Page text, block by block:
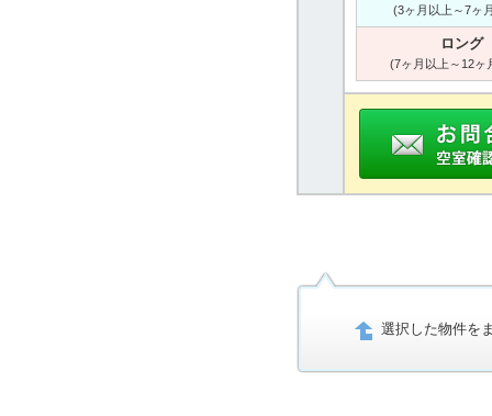
(3ヶ月以上～7ヶ
ロング
(7ヶ月以上～12ヶ
選択した物件を